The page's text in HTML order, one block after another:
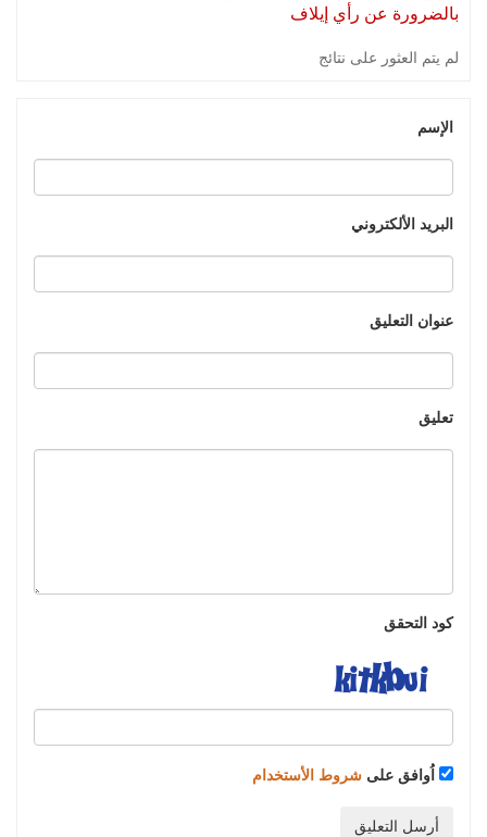
بالضرورة عن رأي إيلاف
لم يتم العثور على نتائج
الإسم
البريد الألكتروني
عنوان التعليق
تعليق
كود التحقق
اُوافق على شروط الأستخدام
أرسل التعليق